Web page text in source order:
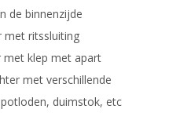
de binnenzijde
met ritssluiting
met klep met apart
met verschillende
duimstok, etc